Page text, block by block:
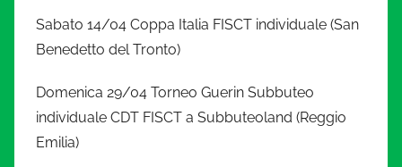
Sabato 14/04 Coppa Italia FISCT individuale (San
Benedetto del Tronto)
Domenica 29/04 Torneo Guerin Subbuteo
individuale CDT FISCT a Subbuteoland (Reggio
Emilia)